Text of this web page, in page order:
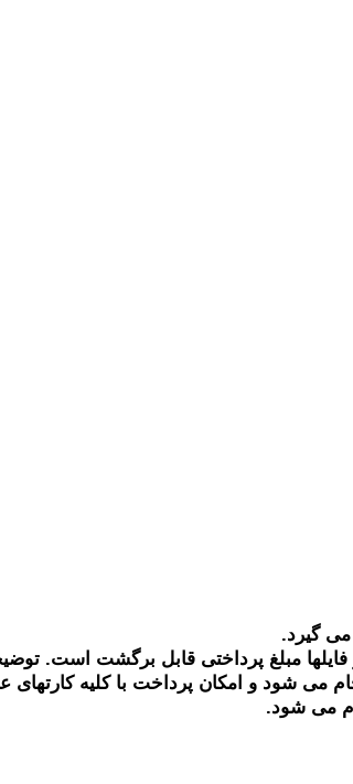
می گیرد.
مبلغ پرداختی قابل برگشت است.
می شود و امکان پرداخت با کلیه
می شود.